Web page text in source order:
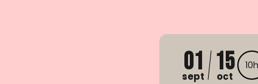
01
sept 15
oct
10h